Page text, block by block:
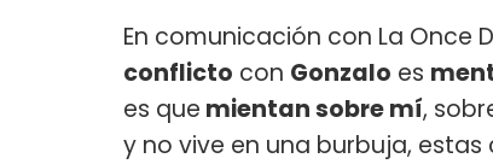
En comunicación con La Once
conflicto con Gonzalo es
es que mientan sobre mí,
y no vive en una burbuja, estas